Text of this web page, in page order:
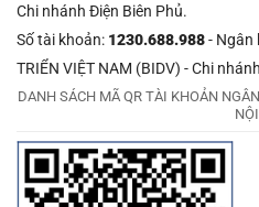
Chi nhánh Điện Biên Phủ.
Số tài khoản: 1230.688.988- Ngân
TRIỂN VIỆT NAM (BIDV) - Chi
DANH SÁCH MÃ QR TÀI KHOẢN
NỘI